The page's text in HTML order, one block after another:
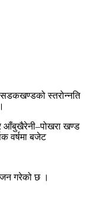
सडकखण्डको स्तरोन्नति
र आँबुखैरेनी–पोखरा खण्ड
वर्षमा बजेट
गरेको छ ।